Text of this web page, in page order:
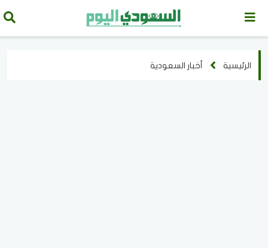
الرئيسية أخبار السعودية